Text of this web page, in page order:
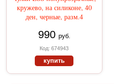
кружево, на силиконе, 40
ден, черные, разм.4
990 руб.
Код: 674943
купить